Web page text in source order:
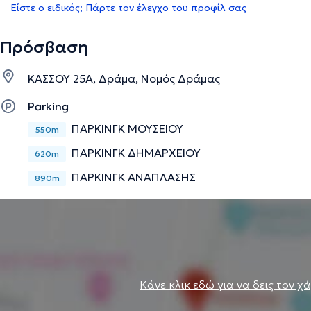
Είστε ο ειδικός; Πάρτε τον έλεγχο του προφίλ σας
Πρόσβαση
ΚΑΣΣΟΥ 25Α, Δράμα, Νομός Δράμας
Parking
550m ΠΑΡΚΙΝΓΚ ΜΟΥΣΕΙΟΥ
620m ΠΑΡΚΙΝΓΚ ΔΗΜΑΡΧΕΙΟΥ
890m ΠΑΡΚΙΝΓΚ ΑΝΑΠΛΑΣΗΣ
Κάνε κλικ εδώ για να δεις τον